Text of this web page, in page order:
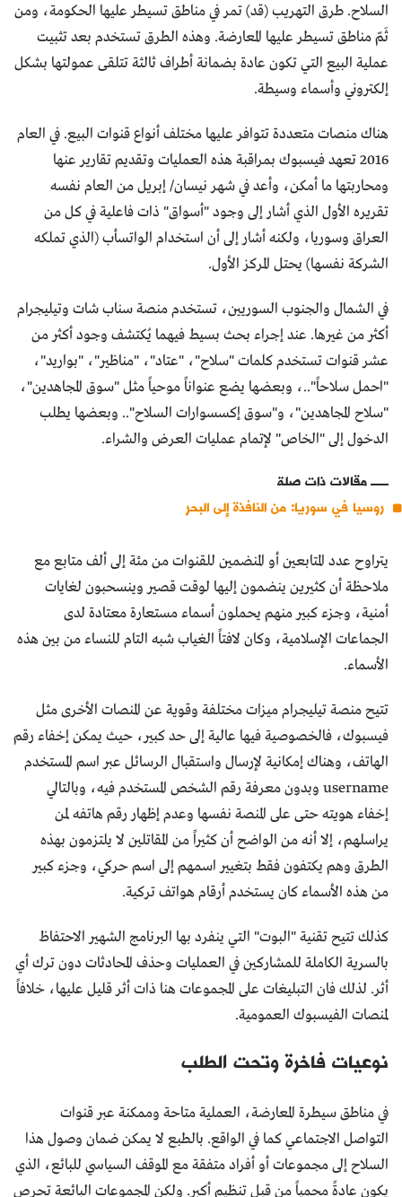
السلاح. طرق التهريب (قد) تمر في مناطق تسيطر عليها الحكومة، ومن
ثَمّ مناطق تسيطر عليها المعارضة. وهذه الطرق تستخدم بعد تثبيت
عملية البيع التي تكون عادة بضمانة أطراف ثالثة تتلقى عمولتها بشكل
إلكتروني وأسماء وسيطة.
هناك منصات متعددة تتوافر عليها مختلف أنواع قنوات البيع. في العام
2016 تعهد فيسبوك بمراقبة هذه العمليات وتقديم تقارير عنها
ومحاربتها ما أمكن، وأعد في شهر نيسان/ إبريل من العام نفسه
تقريره الأول الذي أشار إلى وجود "أسواق" ذات فاعلية في كل من
العراق وسوريا، ولكنه أشار إلى أن استخدام الواتسأب (الذي تملكه
الشركة نفسها) يحتل المركز الأول.
في الشمال والجنوب السوريين، تستخدم منصة سناب شات وتيليجرام
أكثر من غيرها. عند إجراء بحث بسيط فيهما يُكتشف وجود أكثر من
عشر قنوات تستخدم كلمات "سلاح"، "عتاد"، "مناظير"، "بواريد"،
"احمل سلاحاً"..، وبعضها يضع عنواناً موحياً مثل "سوق المجاهدين"،
"سلاح المجاهدين"، و"سوق إكسسوارات السلاح".. وبعضها يطلب
الدخول إلى "الخاص" لإتمام عمليات العرض والشراء.
مقالات ذات صلة
روسيا في سوريا: من النافذة إلى البحر
يتراوح عدد المتابعين أو المنضمين للقنوات من مئة إلى ألف متابع مع
ملاحظة أن كثيرين ينضمون إليها لوقت قصير وينسحبون لغايات
أمنية، وجزء كبير منهم يحملون أسماء مستعارة معتادة لدى
الجماعات الإسلامية، وكان لافتاً الغياب شبه التام للنساء من بين هذه
الأسماء.
تتيح منصة تيليجرام ميزات مختلفة وقوية عن المنصات الأخرى مثل
فيسبوك، فالخصوصية فيها عالية إلى حد كبير، حيث يمكن إخفاء رقم
الهاتف، وهناك إمكانية لإرسال واستقبال الرسائل عبر اسم المستخدم
username وبدون معرفة رقم الشخص المستخدم فيه، وبالتالي
إخفاء هويته حتى على المنصة نفسها وعدم إظهار رقم هاتفه لمن
يراسلهم، إلا أنه من الواضح أن كثيراً من المقاتلين لا يلتزمون بهذه
الطرق وهم يكتفون فقط بتغيير اسمهم إلى اسم حركي، وجزء كبير
من هذه الأسماء كان يستخدم أرقام هواتف تركية.
كذلك تتيح تقنية "البوت" التي ينفرد بها البرنامج الشهير الاحتفاظ
بالسرية الكاملة للمشاركين في العمليات وحذف المحادثات دون ترك أي
أثر. لذلك فان التبليغات على المجموعات هنا ذات أثر قليل عليها، خلافاً
لمنصات الفيسبوك العمومية.
نوعيات فاخرة وتحت الطلب
في مناطق سيطرة المعارضة، العملية متاحة وممكنة عبر قنوات
التواصل الاجتماعي كما في الواقع. بالطبع لا يمكن ضمان وصول هذا
السلاح إلى مجموعات أو أفراد متفقة مع الموقف السياسي للبائع، الذي
يكون عادةً محمياً من قبل تنظيم أكبر. ولكن المجموعات البائعة تحرص